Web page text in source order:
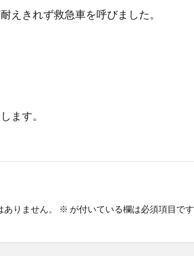
えきれず救急車を呼びました。
ます。
りません。 ※ が付いている欄は必須項目です